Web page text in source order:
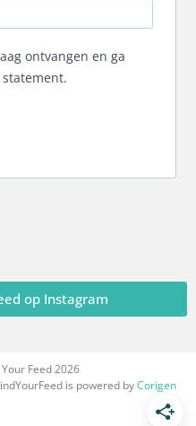
ontvangen en ga
op Instagram
Feed 2026
is powered byCorigen